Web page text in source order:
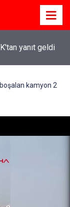
yanıt geldi
kamyon 2